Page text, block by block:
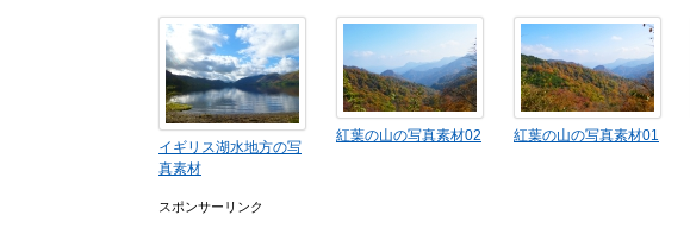
イギリス湖水地方の写
真素材
紅葉の山の写真素材02 紅葉の山の写真素材01
スポンサーリンク